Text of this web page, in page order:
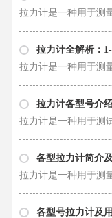
拉力计全解析：
拉力计各型号介
各型拉力计简介
各型号拉力计及